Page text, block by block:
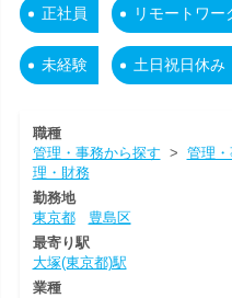
正社員 リモートワー
未経験 土日祝日休み
職種
管理・事務から探す > 管理
理・財務
勤務地
東京都
豊島区
最寄り駅
大塚(東京都)駅
業種